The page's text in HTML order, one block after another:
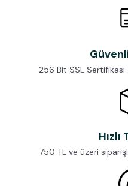
256 Bit SSL Sertifikası
750 TL ve üzeri